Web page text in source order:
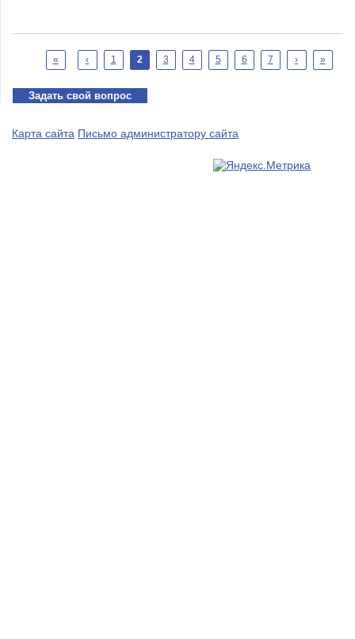
Страницы
« ‹ 1 2 3 4 5 6 7 › »
Задать свой вопрос
Карта сайта Письмо администратору сайта